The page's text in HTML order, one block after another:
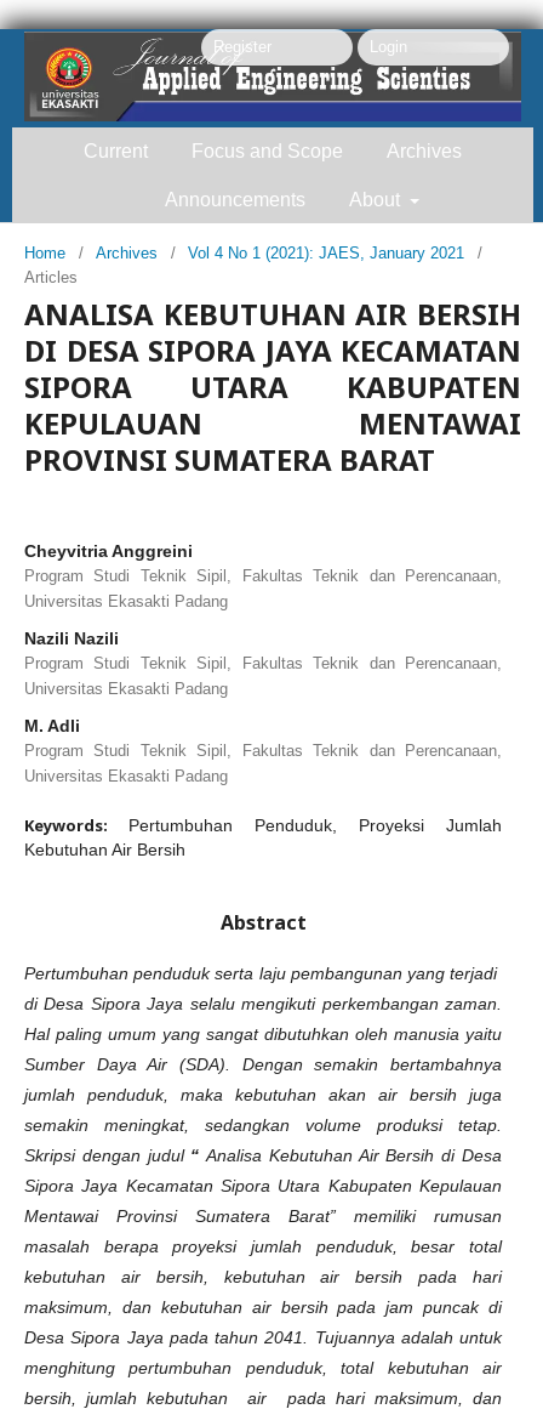
Current Focus and Scope Archives
Announcements About
Register Login
Home / Archives / Vol 4 No 1 (2021): JAES, January 2021
/
Articles
ANALISA KEBUTUHAN AIR BERSIH
DI DESA SIPORA JAYA KECAMATAN
SIPORA UTARA KABUPATEN
KEPULAUAN MENTAWAI
PROVINSI SUMATERA BARAT
Cheyvitria Anggreini
Program Studi Teknik Sipil, Fakultas Teknik dan Perencanaan,
Universitas Ekasakti Padang
Nazili Nazili
Program Studi Teknik Sipil, Fakultas Teknik dan Perencanaan,
Universitas Ekasakti Padang
M. Adli
Program Studi Teknik Sipil, Fakultas Teknik dan Perencanaan,
Universitas Ekasakti Padang
Keywords:
Pertumbuhan Penduduk, Proyeksi Jumlah
Kebutuhan Air Bersih
Abstract
Pertumbuhan penduduk serta laju pembangunan yang terjadi
di Desa Sipora Jaya selalu mengikuti perkembangan zaman.
Hal paling umum yang sangat dibutuhkan oleh manusia yaitu
Sumber Daya Air (SDA). Dengan semakin bertambahnya
jumlah penduduk, maka kebutuhan akan air bersih juga
semakin meningkat, sedangkan volume produksi tetap.
Skripsi dengan judul “Analisa Kebutuhan Air Bersih di Desa
Sipora Jaya Kecamatan Sipora Utara Kabupaten Kepulauan
Mentawai Provinsi Sumatera Barat” memiliki rumusan
masalah berapa proyeksi jumlah penduduk, besar total
kebutuhan air bersih, kebutuhan air bersih pada hari
maksimum, dan kebutuhan air bersih pada jam puncak di
Desa Sipora Jaya pada tahun 2041. Tujuannya adalah untuk
menghitung pertumbuhan penduduk, total kebutuhan air
bersih, jumlah kebutuhan air pada hari maksimum, dan